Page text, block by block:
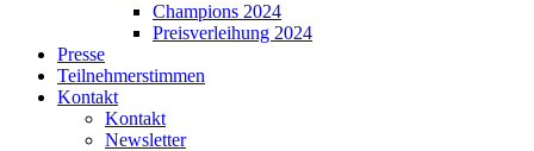
Champions 2024
Preisverleihung 2024
Presse
Teilnehmerstimmen
Kontakt
Kontakt
Newsletter